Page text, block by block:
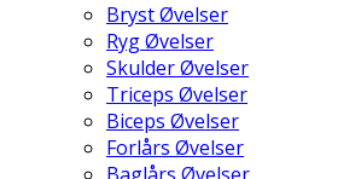
Bryst Øvelser
Ryg Øvelser
Skulder Øvelser
Triceps Øvelser
Biceps Øvelser
Forlårs Øvelser